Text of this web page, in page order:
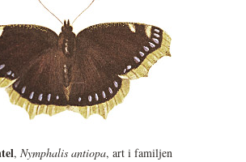
, Nymphalis antiopa, art i familjen